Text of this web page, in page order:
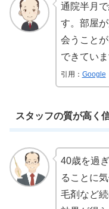
通院半月
す。部屋
会うこと
できていま
引用： Google
スタッフの質が高く
40歳を過
ることに
毛剤など